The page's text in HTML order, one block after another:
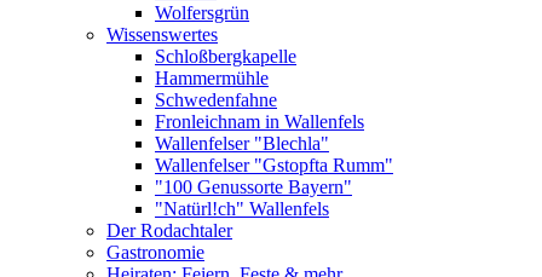
Wolfersgrün
Wissenswertes
Schloßbergkapelle
Hammermühle
Schwedenfahne
Fronleichnam in Wallenfels
Wallenfelser "Blechla"
Wallenfelser "Gstopfta Rumm"
"100 Genussorte Bayern"
"Natürl!ch" Wallenfels
Der Rodachtaler
Gastronomie